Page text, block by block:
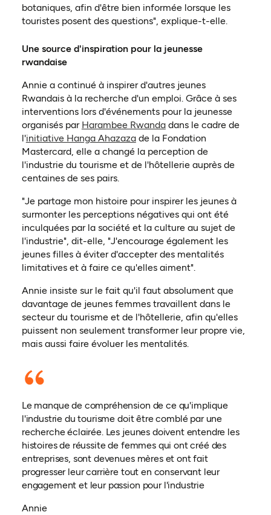
botaniques, afin d'être bien informée lorsque les
touristes posent des questions", explique-t-elle.
Une source d'inspiration pour la jeunesse
rwandaise
Annie a continué à inspirer d'autres jeunes
Rwandais à la recherche d'un emploi. Grâce à ses
interventions lors d'événements pour la jeunesse
organisés par Harambee Rwanda(ouvre dans un nouvel
dans le cadre de
l'initiative Hanga Ahazazade la Fondation
Mastercard, elle a changé la perception de
l'industrie du tourisme et de l'hôtellerie auprès de
centaines de ses pairs.
"Je partage mon histoire pour inspirer les jeunes à
surmonter les perceptions négatives qui ont été
inculquées par la société et la culture au sujet de
l'industrie", dit-elle, "J'encourage également les
jeunes filles à éviter d'accepter des mentalités
limitatives et à faire ce qu'elles aiment".
Annie insiste sur le fait qu'il faut absolument que
davantage de jeunes femmes travaillent dans le
secteur du tourisme et de l'hôtellerie, afin qu'elles
puissent non seulement transformer leur propre vie,
mais aussi faire évoluer les mentalités.
Le manque de compréhension de ce qu'implique
l'industrie du tourisme doit être comblé par une
recherche éclairée. Les jeunes doivent entendre les
histoires de réussite de femmes qui ont créé des
entreprises, sont devenues mères et ont fait
progresser leur carrière tout en conservant leur
engagement et leur passion pour l'industrie
Annie